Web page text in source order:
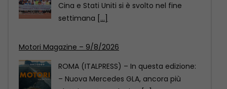
– Nuova Mercedes GLA, ancora più
elettrica e tecnologica
Tg Ambiente – 9/8/2026
ROMA (ITALPRESS) – In questo numero
del Tg Ambiente, prodotto dall’Italpress